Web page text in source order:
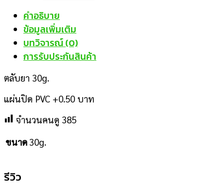
คำอธิบาย
ข้อมูลเพิ่มเติม
บทวิจารณ์ (0)
การรับประกันสินค้า
ตลับยา 30g.
แผ่นปิด PVC +0.50 บาท
จำนวนคนดู 385
ขนาด 30g.
รีวิว